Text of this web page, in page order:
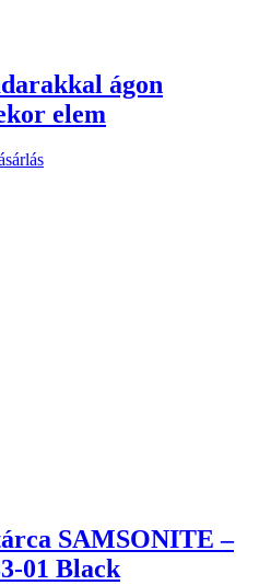
ágon
elem
SAMSONITE –
01 Black